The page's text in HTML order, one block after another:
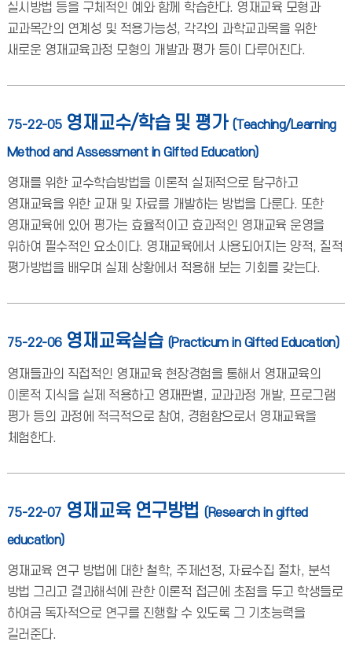
실시방법 등을 구체적인 예와 함께 학습한다. 영재교육 모형과
교과목간의 연계성 및 적용가능성, 각각의 과학교과목을 위한
새로운 영재교육과정 모형의 개발과 평가 등이 다루어진다.
75-22-05 영재교수/학습 및 평가 (Teaching/Learning
Method and Assessment in Gifted Education)
영재를 위한 교수학습방법을 이론적 실제적으로 탐구하고
영재교육을 위한 교재 및 자료를 개발하는 방법을 다룬다. 또한
영재교육에 있어 평가는 효율적이고 효과적인 영재교육 운영을
위하여 필수적인 요소이다. 영재교육에서 사용되어지는 양적, 질적
평가방법을 배우며 실제 상황에서 적용해 보는 기회를 갖는다.
75-22-06 영재교육실습 (Practicum in Gifted Education)
영재들과의 직접적인 영재교육 현장경험을 통해서 영재교육의
이론적 지식을 실제 적용하고 영재판별, 교과과정 개발, 프로그램
평가 등의 과정에 적극적으로 참여, 경험함으로서 영재교육을
체험한다.
75-22-07 영재교육 연구방법 (Research in gifted
education)
영재교육 연구 방법에 대한 철학, 주제선정, 자료수집 절차, 분석
방법 그리고 결과해석에 관한 이론적 접근에 초점을 두고 학생들로
하여금 독자적으로 연구를 진행할 수 있도록 그 기초능력을
길러준다.